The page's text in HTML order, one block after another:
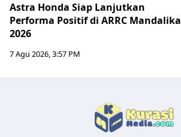
Astra Honda Siap Lanjutkan
Performa Positif di ARRC Mandalika
2026
7 Agu 2026, 3:57 PM